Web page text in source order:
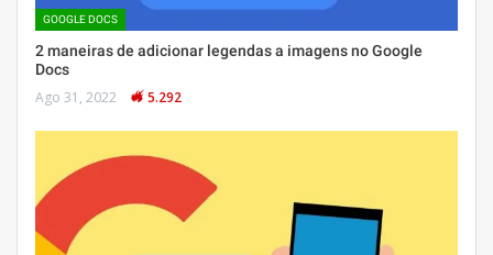
GOOGLE DOCS
2 maneiras de adicionar legendas a imagens no Google
Docs
Ago 31, 2022 5.292